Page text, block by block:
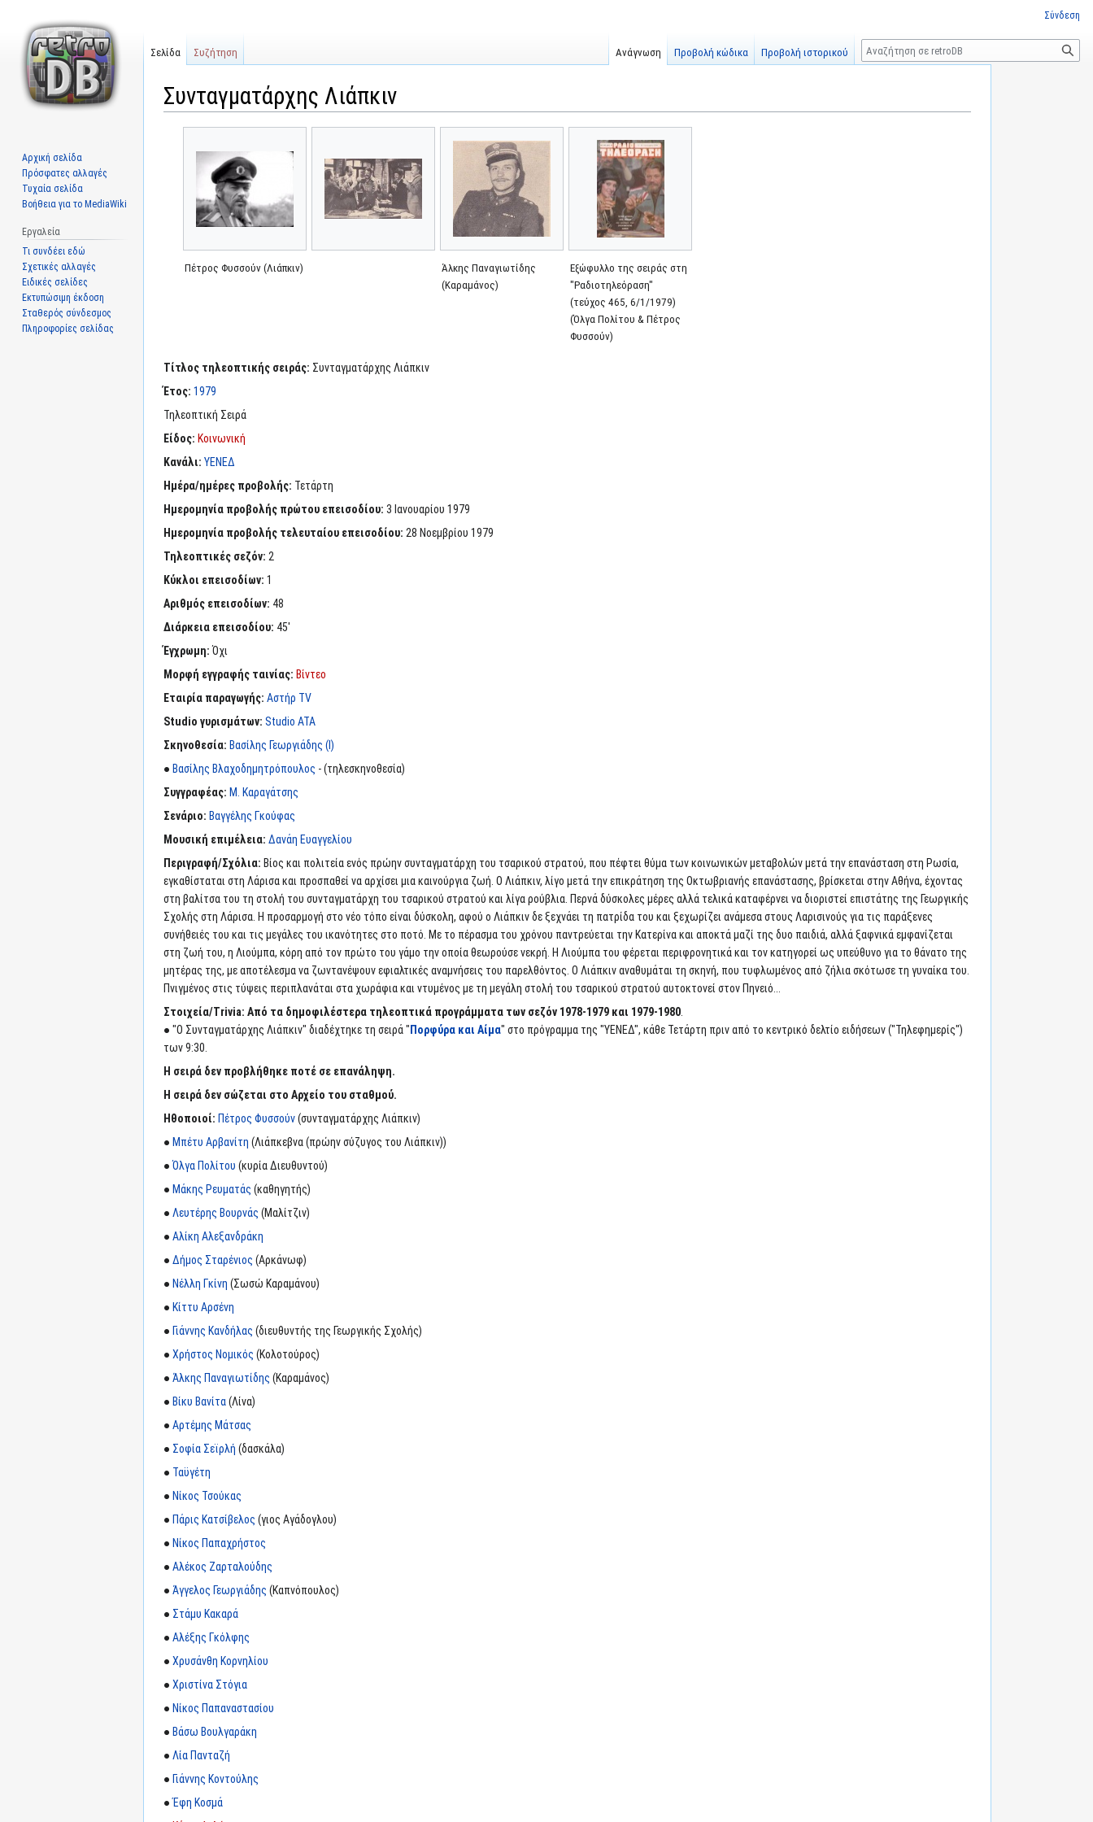
Συνταγματάρχης Λιάπκιν
αναζήτηση
Πέτρος Φυσσούν (Λιάπκιν)
Άλκης Παναγιωτίδης
(Καραμάνος)
Εξώφυλλο της σειράς στη
"Ραδιοτηλεόραση"
(τεύχος 465, 6/1/1979)
(Όλγα Πολίτου & Πέτρος
Φυσσούν)
Τίτλος τηλεοπτικής σειράς: Συνταγματάρχης Λιάπκιν
Έτος: 1979
Τηλεοπτική Σειρά
Είδος: Κοινωνική
Κανάλι: ΥΕΝΕΔ
Ημέρα/ημέρες προβολής: Τετάρτη
Ημερομηνία προβολής πρώτου επεισοδίου: 3 Ιανουαρίου 1979
Ημερομηνία προβολής τελευταίου επεισοδίου: 28 Νοεμβρίου 1979
Τηλεοπτικές σεζόν: 2
Κύκλοι επεισοδίων: 1
Αριθμός επεισοδίων: 48
Διάρκεια επεισοδίου: 45'
Έγχρωμη:Όχι
Μορφή εγγραφής ταινίας: Βίντεο
Εταιρία παραγωγής: Αστήρ TV
Studio γυρισμάτων: Studio ATA
Σκηνοθεσία: Βασίλης Γεωργιάδης (I)
● Βασίλης Βλαχοδημητρόπουλος - (τηλεσκηνοθεσία)
Συγγραφέας: Μ. Καραγάτσης
Σενάριο: Βαγγέλης Γκούφας
Μουσική επιμέλεια: Δανάη Ευαγγελίου
Περιγραφή/Σχόλια: Βίος και πολιτεία ενός πρώην συνταγματάρχη του τσαρικού στρατού, που πέφτει θύμα των κοινωνικών μεταβολών μετά την επανάσταση στη Ρωσία,
εγκαθίσταται στη Λάρισα και προσπαθεί να αρχίσει μια καινούργια ζωή. Ο Λιάπκιν, λίγο μετά την επικράτηση της Οκτωβριανής επανάστασης, βρίσκεται στην Αθήνα, έχοντας
στη βαλίτσα του τη στολή του συνταγματάρχη του τσαρικού στρατού και λίγα ρούβλια. Περνά δύσκολες μέρες αλλά τελικά καταφέρνει να διοριστεί επιστάτης της Γεωργικής
Σχολής στη Λάρισα. Η προσαρμογή στο νέο τόπο είναι δύσκολη, αφού ο Λιάπκιν δε ξεχνάει τη πατρίδα του και ξεχωρίζει ανάμεσα στους Λαρισινούς για τις παράξενες
συνήθειές του και τις μεγάλες του ικανότητες στο ποτό. Με το πέρασμα του χρόνου παντρεύεται την Κατερίνα και αποκτά μαζί της δυο παιδιά, αλλά ξαφνικά εμφανίζεται
στη ζωή του, η Λιούμπα, κόρη από τον πρώτο του γάμο την οποία θεωρούσε νεκρή. Η Λιούμπα του φέρεται περιφρονητικά και τον κατηγορεί ως υπεύθυνο για το θάνατο της
μητέρας της, με αποτέλεσμα να ζωντανέψουν εφιαλτικές αναμνήσεις του παρελθόντος. Ο Λιάπκιν αναθυμάται τη σκηνή, που τυφλωμένος από ζήλια σκότωσε τη γυναίκα του.
Πνιγμένος στις τύψεις περιπλανάται στα χωράφια και ντυμένος με τη μεγάλη στολή του τσαρικού στρατού αυτοκτονεί στον Πηνειό...
Στοιχεία/Trivia: Από τα δημοφιλέστερα τηλεοπτικά προγράμματα των σεζόν 1978-1979 και 1979-1980
● "Ο Συνταγματάρχης Λιάπκιν" διαδέχτηκε τη σειρά " Πορφύρα και Αίμα" στο πρόγραμμα της "ΥΕΝΕΔ", κάθε Τετάρτη πριν από το κεντρικό δελτίο ειδήσεων ("Τηλεφημερίς")
των 9:30.
Η σειρά δεν προβλήθηκε ποτέ σε επανάληψη.
Η σειρά δεν σώζεται στο Αρχείο του σταθμού.
Ηθοποιοί: Πέτρος Φυσσούν(συνταγματάρχης Λιάπκιν)
● Μπέτυ Αρβανίτη (Λιάπκεβνα (πρώην σύζυγος του Λιάπκιν))
●Όλγα Πολίτου (κυρία Διευθυντού)
● Μάκης Ρευματάς (καθηγητής)
● Λευτέρης Βουρνάς (Μαλίτζιν)
● Αλίκη Αλεξανδράκη
● Δήμος Σταρένιος (Αρκάνωφ)
● Νέλλη Γκίνη (Σωσώ Καραμάνου)
● Κίττυ Αρσένη
● Γιάννης Κανδήλας (διευθυντής της Γεωργικής Σχολής)
● Χρήστος Νομικός (Κολοτούρος)
● Άλκης Παναγιωτίδης (Καραμάνος)
● Βίκυ Βανίτα(Λίνα)
● Αρτέμης Μάτσας
● Σοφία Σεϊρλή (δασκάλα)
● Ταϋγέτη
● Νίκος Τσούκας
● Πάρις Κατσίβελος (γιος Αγάδογλου)
● Νίκος Παπαχρήστος
● Αλέκος Ζαρταλούδης
● Άγγελος Γεωργιάδης (Καπνόπουλος)
● Στάμυ Κακαρά
● Αλέξης Γκόλφης
● Χρυσάνθη Κορνηλίου
● Χριστίνα Στόγια
● Νίκος Παπαναστασίου
● Βάσω Βουλγαράκη
● Λία Πανταζή
● Γιάννης Κοντούλης
●Έφη Κοσμά
Σύνδεση
Σελίδα Συζήτηση Ανάγνωση Προβολή κώδικα Προβολή ιστορικού
Αναζήτηση
Αρχική σελίδα
Πρόσφατες αλλαγές
Τυχαία σελίδα
Βοήθεια για το MediaWiki
Εργαλεία
Τι συνδέει εδώ
Σχετικές αλλαγές
Ειδικές σελίδες
Εκτυπώσιμη έκδοση
Σταθερός σύνδεσμος
Πληροφορίες σελίδας